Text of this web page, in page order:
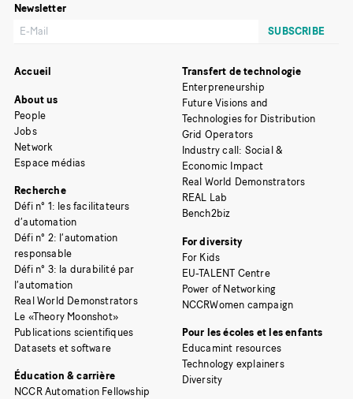
Newsletter
Accueil
About us
People
Jobs
Network
Espace médias
Recherche
Défi n° 1: les facilitateurs
d’automation
Défi n° 2: l’automation
responsable
Défi n° 3: la durabilité par
l’automation
Real World Demonstrators
Le «Theory Moonshot»
Publications scientifiques
Datasets et software
Éducation & carrière
NCCR Automation Fellowship
Transfert de technologie
Enterpreneurship
Future Visions and
Technologies for Distribution
Grid Operators
Industry call: Social &
Economic Impact
Real World Demonstrators
REAL Lab
Bench2biz
For diversity
For Kids
EU-TALENT Centre
Power of Networking
NCCRWomen campaign
Pour les écoles et les enfants
Educamint resources
Technology explainers
Diversity